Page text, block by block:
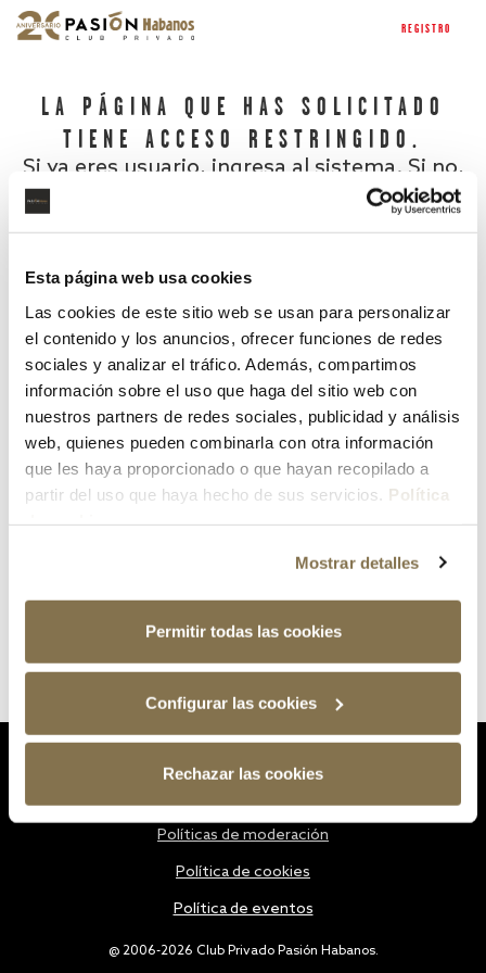
Esta página web usa cookies
Las cookies de este sitio web se usan para personalizar
el contenido y los anuncios, ofrecer funciones de redes
sociales y analizar el tráfico. Además, compartimos
información sobre el uso que haga del sitio web con
nuestros partners de redes sociales, publicidad y análisis
web, quienes pueden combinarla con otra información
que les haya proporcionado o que hayan recopilado a
partir del uso que haya hecho de sus servicios. Política
Mostrar detalles
Permitir todas las cookies
Configurar las cookies
Rechazar las cookies
REGISTRO
LA PÁGINA QUE HAS SOLICITADO
TIENE ACCESO RESTRINGIDO.
Si ya eres usuario, ingresa al sistema. Si no,
¿Has olvidado tu contraseña?
@ 2006-2026 Club Privado Pasión Habanos.
Políticas de moderación
Política de cookies
Política de eventos